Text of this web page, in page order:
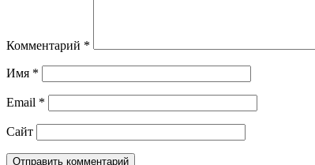
Комментарий *
Имя *
Email *
Сайт